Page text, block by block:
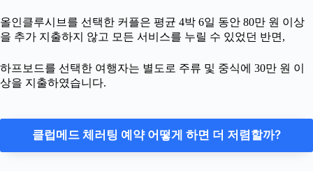
올인클루시브를 선택한 커플은 평균 4박 6일 동안 80만 원 이상
을 추가 지출하지 않고 모든 서비스를 누릴 수 있었던 반면,
하프보드를 선택한 여행자는 별도로 주류 및 중식에 30만 원 이
상을 지출하였습니다.
클럽메드 체러팅 예약 어떻게 하면 더 저렴할까?